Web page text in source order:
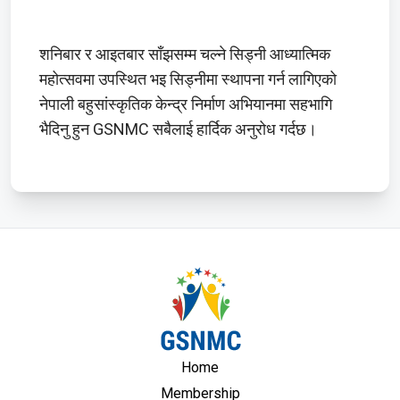
शनिबार र आइतबार साँझसम्म चल्ने सिड्नी आध्यात्मिक
महोत्सवमा उपस्थित भइ सिड्नीमा स्थापना गर्न लागिएको
नेपाली बहुसांस्कृतिक केन्द्र निर्माण अभियानमा सहभागि
भैदिनु हुन GSNMC सबैलाई हार्दिक अनुरोध गर्दछ।
Home
Membership